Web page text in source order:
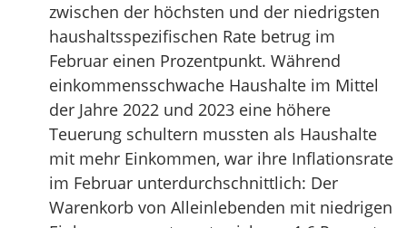
zwischen der höchsten und der niedrigsten
haushaltsspezifischen Rate betrug im
Februar einen Prozentpunkt. Während
einkommensschwache Haushalte im Mittel
der Jahre 2022 und 2023 eine höhere
Teuerung schultern mussten als Haushalte
mit mehr Einkommen, war ihre Inflationsrate
im Februar unterdurchschnittlich: Der
Warenkorb von Alleinlebenden mit niedrigen